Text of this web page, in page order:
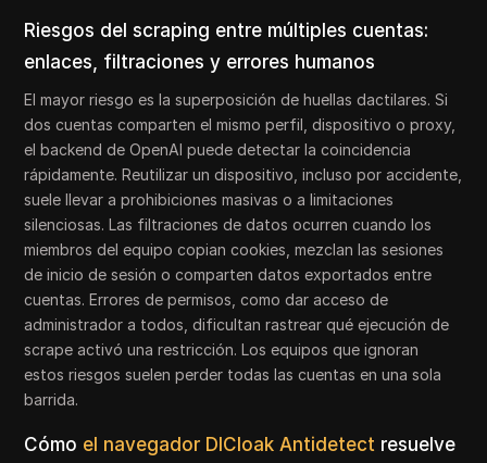
Riesgos del scraping entre múltiples cuentas:
enlaces, filtraciones y errores humanos
El mayor riesgo es la superposición de huellas dactilares. Si
dos cuentas comparten el mismo perfil, dispositivo o proxy,
el backend de OpenAI puede detectar la coincidencia
rápidamente. Reutilizar un dispositivo, incluso por accidente,
suele llevar a prohibiciones masivas o a limitaciones
silenciosas. Las filtraciones de datos ocurren cuando los
miembros del equipo copian cookies, mezclan las sesiones
de inicio de sesión o comparten datos exportados entre
cuentas. Errores de permisos, como dar acceso de
administrador a todos, dificultan rastrear qué ejecución de
scrape activó una restricción. Los equipos que ignoran
estos riesgos suelen perder todas las cuentas en una sola
barrida.
Cómo el navegador DICloak Antidetect resuelve